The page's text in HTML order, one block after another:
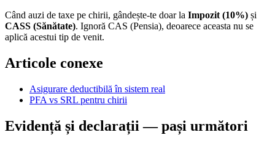
Când auzi de taxe pe chirii, gândește-te doar la Impozit (10%) și
CASS (Sănătate). Ignoră CAS (Pensia), deoarece aceasta nu se
aplică acestui tip de venit.
Articole conexe
Asigurare deductibilă în sistem real
PFA vs SRL pentru chirii
Evidență și declarații — pași următori